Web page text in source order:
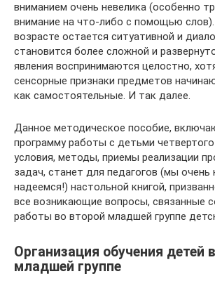
вниманием очень невелика (особенно
внимание на что-либо с помощью
возрасте остается ситуативной и
становится более сложной и
явления воспринимаются целостно,
сенсорные признаки предметов
как самостоятельные. И так далее.
Данное методическое пособие,
программу работы с детьми
условия, методы, приемы реализации
задач, станет для педагогов (мы очень
надеемся!) настольной книгой,
все возникающие вопросы, связанные
работы во второй младшей группе
Организация обучения детей
младшей группе